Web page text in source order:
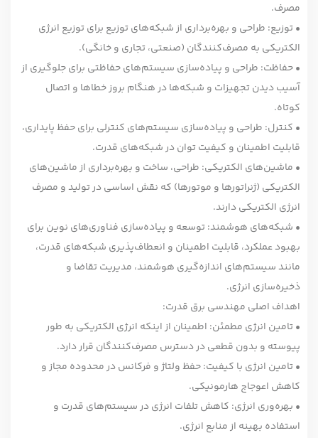
مصرف.
• توزیع: طراحی و بهره‌برداری از شبکه‌های توزیع برای توزیع انرژی
الکتریکی به مصرف‌کنندگان (صنعتی، تجاری و خانگی).
• حفاظت: طراحی و پیاده‌سازی سیستم‌های حفاظتی برای جلوگیری از
آسیب دیدن تجهیزات و شبکه‌ها در هنگام بروز خطاها و اتصال
کوتاه.
• کنترل: طراحی و پیاده‌سازی سیستم‌های کنترلی برای حفظ پایداری،
قابلیت اطمینان و کیفیت توان در شبکه‌های قدرت.
• ماشین‌های الکتریکی: طراحی، ساخت و بهره‌برداری از ماشین‌های
الکتریکی (ژنراتورها و موتورها) که نقش اساسی در تولید و مصرف
انرژی الکتریکی دارند.
• شبکه‌های هوشمند: توسعه و پیاده‌سازی فناوری‌های نوین برای
بهبود عملکرد، قابلیت اطمینان و انعطاف‌پذیری شبکه‌های قدرت،
مانند سیستم‌های اندازه‌گیری هوشمند، مدیریت تقاضا و
ذخیره‌سازی انرژی.
اهداف اصلی مهندسی برق قدرت:
• تامین انرژی مطمئن: اطمینان از اینکه انرژی الکتریکی به طور
پیوسته و بدون قطعی در دسترس مصرف‌کنندگان قرار دارد.
• تامین انرژی با کیفیت: حفظ ولتاژ و فرکانس در محدوده مجاز و
کاهش اعوجاج هارمونیکی.
• بهره‌وری انرژی: کاهش تلفات انرژی در سیستم‌های قدرت و
استفاده بهینه از منابع انرژی.